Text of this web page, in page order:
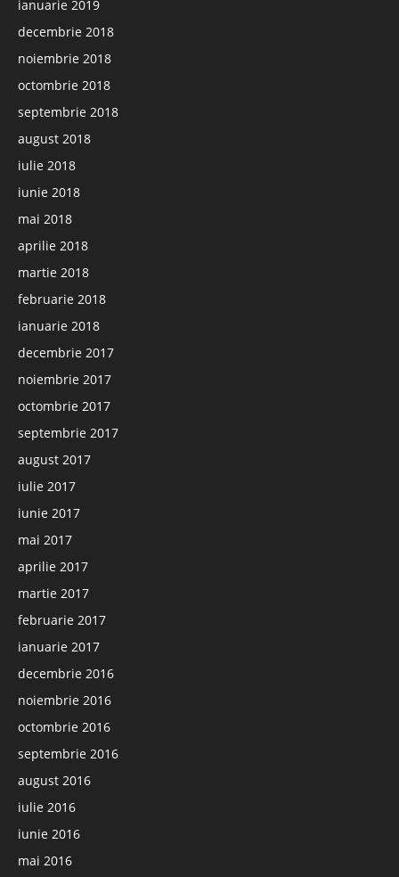
ianuarie 2019
decembrie 2018
noiembrie 2018
octombrie 2018
septembrie 2018
august 2018
iulie 2018
iunie 2018
mai 2018
aprilie 2018
martie 2018
februarie 2018
ianuarie 2018
decembrie 2017
noiembrie 2017
octombrie 2017
septembrie 2017
august 2017
iulie 2017
iunie 2017
mai 2017
aprilie 2017
martie 2017
februarie 2017
ianuarie 2017
decembrie 2016
noiembrie 2016
octombrie 2016
septembrie 2016
august 2016
iulie 2016
iunie 2016
mai 2016